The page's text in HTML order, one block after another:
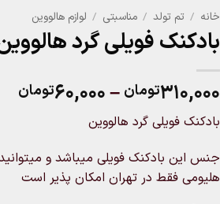
خانه / تم تولد / مناسبتی / لوازم هالووین
بادکنک فویلی گرد
۳۱۰,۰۰۰تومان –۶۰,۰۰۰تومان
بادکنک فویلی گرد هالووین
جنس این بادکنک فویلی میباشد و
هلیومی فقط در تهران امکان پذیر است